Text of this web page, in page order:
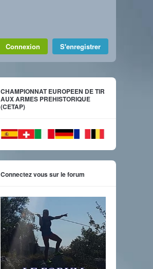
Connexion S'enregistrer
CHAMPIONNAT EUROPEEN DE TIR
AUX ARMES PREHISTORIQUE
(CETAP)
Connectez vous sur le forum